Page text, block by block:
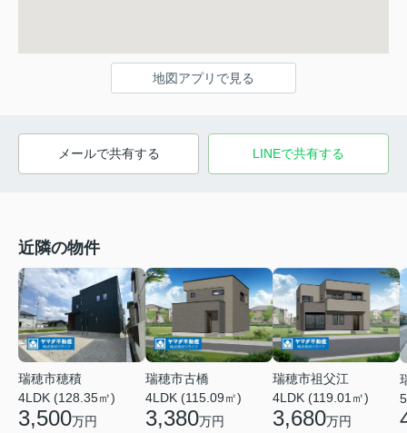
地図アプリで見る
メールで共有する LINEで共有する
近隣の物件
瑞穂市穂積
4LDK (128.35㎡)
3,500万円
瑞穂市古橋
4LDK (115.09㎡)
3,380万円
瑞穂市祖父江
4LDK (119.01㎡)
3,680万円